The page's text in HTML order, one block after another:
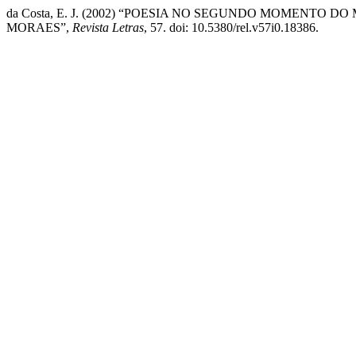
da Costa, E. J. (2002) “POESIA NO SEGUNDO MOMENTO
MORAES”, Revista Letras, 57. doi: 10.5380/rel.v57i0.18386.